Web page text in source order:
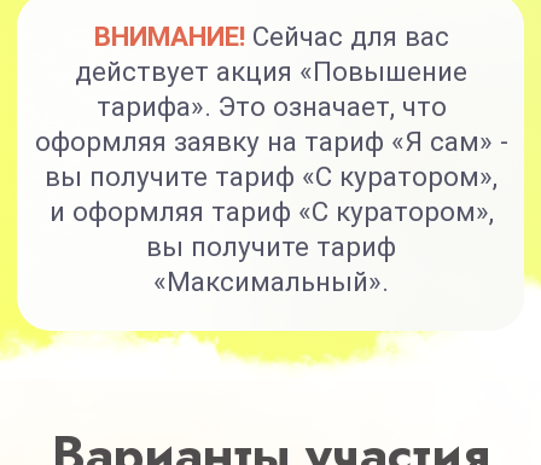
Я САМ
8 основных модулей